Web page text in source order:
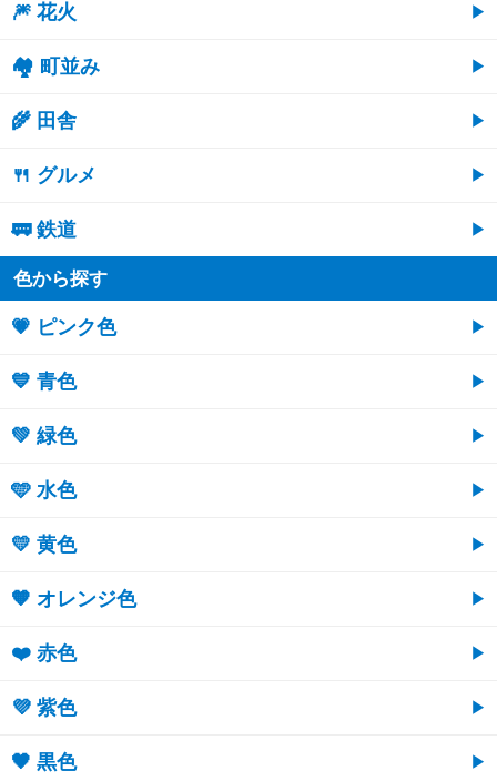
🎆 花火
🏘 町並み
🌾 田舎
🍴 グルメ
🚃 鉄道
色から探す
💗 ピンク色
💙 青色
💚 緑色
🩵 水色
💛 黄色
🧡 オレンジ色
❤️ 赤色
💜 紫色
🖤 黒色